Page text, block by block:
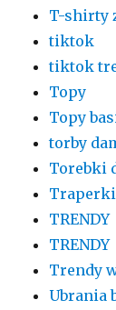
T-shirty
tiktok
tiktok
Topy
Topy
torby
Torebki
Traperki
TRENDY
TRENDY
Trendy
Ubrania